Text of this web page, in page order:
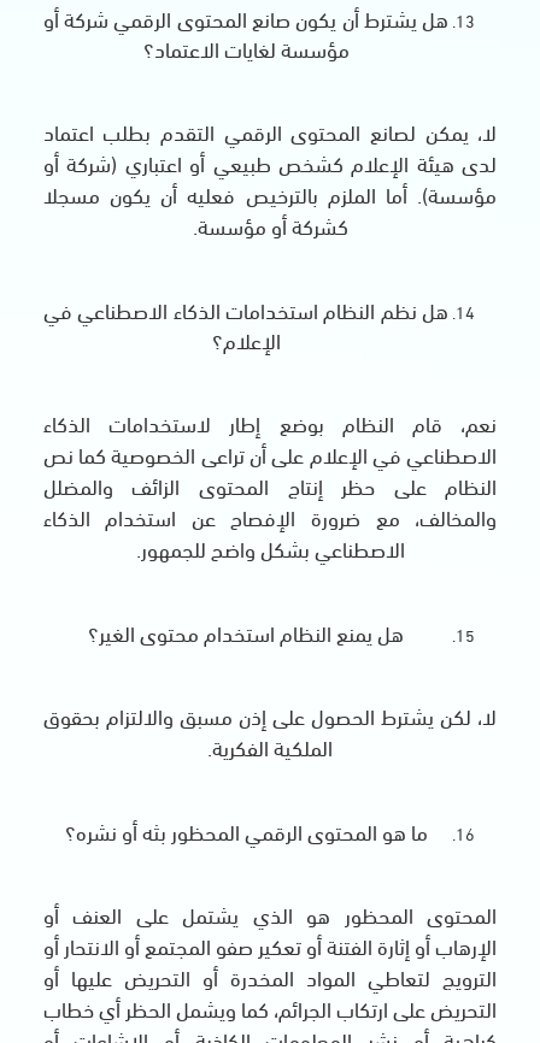
هل يشترط أن يكون صانع المحتوى الرقمي شركة أو
مؤسسة لغايات الاعتماد؟
لا، يمكن لصانع المحتوى الرقمي التقدم بطلب اعتماد
لدى هيئة الإعلام كشخص طبيعي أو اعتباري (شركة أو
مؤسسة). أما الملزم بالترخيص فعليه أن يكون مسجلا
كشركة أو مؤسسة.
هل نظم النظام استخدامات الذكاء الاصطناعي في
الإعلام؟
نعم، قام النظام بوضع إطار لاستخدامات الذكاء
الاصطناعي في الإعلام على أن تراعى الخصوصية كما نص
النظام على حظر إنتاج المحتوى الزائف والمضلل
والمخالف، مع ضرورة الإفصاح عن استخدام الذكاء
الاصطناعي بشكل واضح للجمهور.
هل يمنع النظام استخدام محتوى الغير؟
لا، لكن يشترط الحصول على إذن مسبق والالتزام بحقوق
الملكية الفكرية.
ما هو المحتوى الرقمي المحظور بثه أو نشره؟
المحتوى المحظور هو الذي يشتمل على العنف أو
الإرهاب أو إثارة الفتنة أو تعكير صفو المجتمع أو الانتحار أو
الترويج لتعاطي المواد المخدرة أو التحريض عليها أو
التحريض على ارتكاب الجرائم، كما ويشمل الحظر أي خطاب